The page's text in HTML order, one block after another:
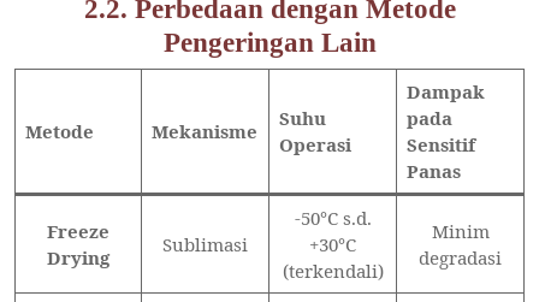
2.2. Perbedaan dengan Metode
Pengeringan Lain
Metode Mekanisme
Suhu
Operasi
Dampak
pada
Sensitif
Panas
Freeze
Drying
Sublimasi
-50°C s.d.
+30°C
(terkendali)
Minim
degradasi